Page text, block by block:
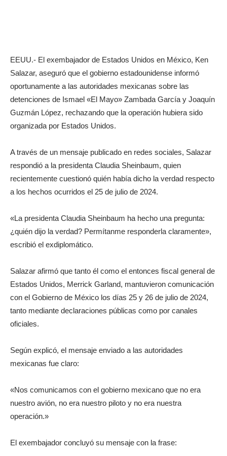
EEUU.- El exembajador de Estados Unidos en México, Ken
Salazar, aseguró que el gobierno estadounidense informó
oportunamente a las autoridades mexicanas sobre las
detenciones de Ismael «El Mayo» Zambada García y Joaquín
Guzmán López, rechazando que la operación hubiera sido
organizada por Estados Unidos.
A través de un mensaje publicado en redes sociales, Salazar
respondió a la presidenta Claudia Sheinbaum, quien
recientemente cuestionó quién había dicho la verdad respecto
a los hechos ocurridos el 25 de julio de 2024.
«La presidenta Claudia Sheinbaum ha hecho una pregunta:
¿quién dijo la verdad? Permítanme responderla claramente»,
escribió el exdiplomático.
Salazar afirmó que tanto él como el entonces fiscal general de
Estados Unidos, Merrick Garland, mantuvieron comunicación
con el Gobierno de México los días 25 y 26 de julio de 2024,
tanto mediante declaraciones públicas como por canales
oficiales.
Según explicó, el mensaje enviado a las autoridades
mexicanas fue claro:
«Nos comunicamos con el gobierno mexicano que no era
nuestro avión, no era nuestro piloto y no era nuestra
operación.»
El exembajador concluyó su mensaje con la frase: